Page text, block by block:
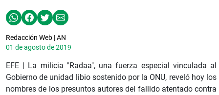
Redacción Web | AN
01 de agosto de 2019
EFE | La milicia "Radaa", una fuerza especial vinculada al
Gobierno de unidad libio sostenido por la ONU, reveló hoy los
nombres de los presuntos autores del fallido atentado contra